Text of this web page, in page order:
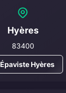
Hyères
83400
Épaviste Hyères